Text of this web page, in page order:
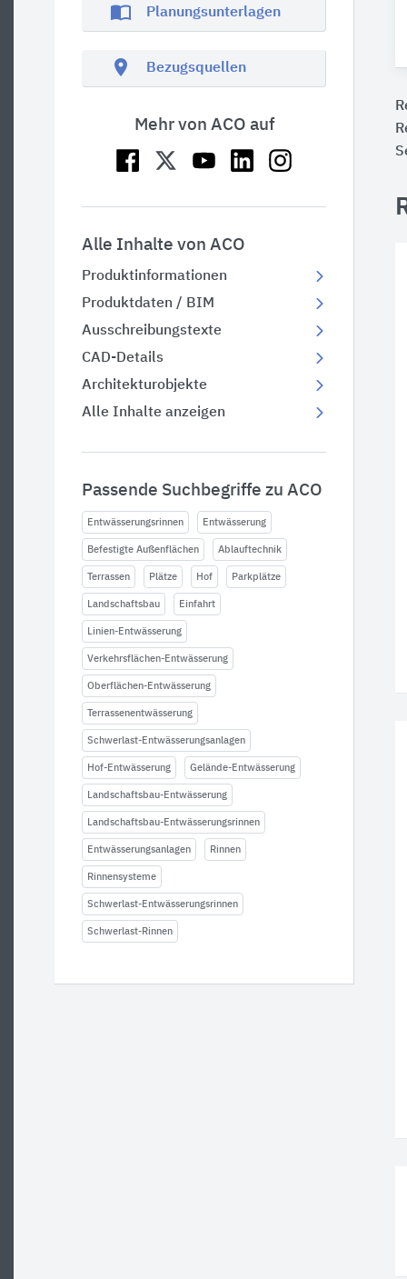
import_contacts Planungsunterlagen
location_on Bezugsquellen
Mehr von ACO auf
Alle Inhalte von ACO
Produktinformationen
Produktdaten / BIM
Ausschreibungstexte
CAD-Details
Architekturobjekte
Alle Inhalte anzeigen
Passende Suchbegriffe zu ACO
Entwässerungsrinnen Entwässerung
Befestigte Außenflächen Ablauftechnik
Terrassen Plätze Hof Parkplätze
Landschaftsbau Einfahrt
Linien-Entwässerung
Verkehrsflächen-Entwässerung
Oberflächen-Entwässerung
Terrassenentwässerung
Schwerlast-Entwässerungsanlagen
Hof-Entwässerung Gelände-Entwässerung
Landschaftsbau-Entwässerung
Landschaftsbau-Entwässerungsrinnen
Entwässerungsanlagen Rinnen
Rinnensysteme
Schwerlast-Entwässerungsrinnen
Schwerlast-Rinnen